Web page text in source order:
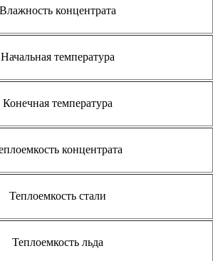
Влажность концентрата
Начальная температура
Конечная температура
концентрата
Теплоемкость стали
Теплоемкость льда